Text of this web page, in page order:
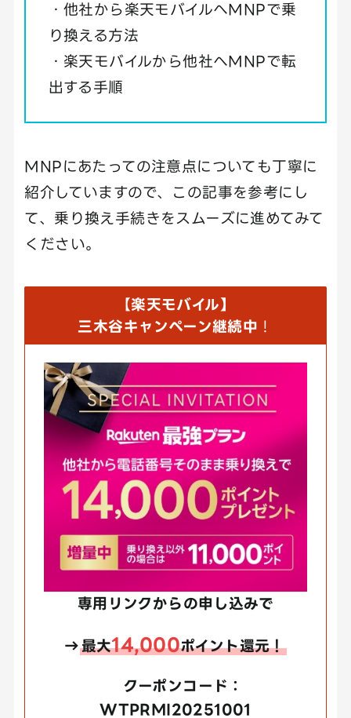
・他社から楽天モバイルへMNPで乗
り換える方法
・楽天モバイルから他社へMNPで転
出する手順
MNPにあたっての注意点についても丁寧に
紹介していますので、この記事を参考にし
て、乗り換え手続きをスムーズに進めてみて
ください。
【楽天モバイル】
三木谷キャンペーン継続中 ！
専用リンクからの申し込みで
→最大14,000ポイント還元！
クーポンコード：
WTPRMI20251001